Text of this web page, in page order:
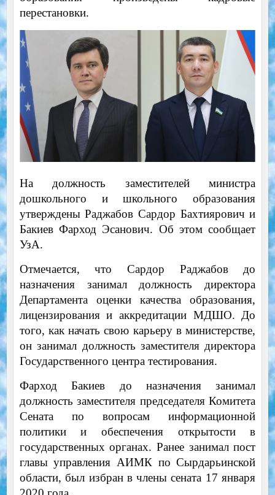
перестановки.
На должность заместителей министра
дошкольного и школьного образования
утверждены Раджабов Сардор Бахтиярович и
Бакиев Фарход Эсанович. Об этом сообщает
УзА.
Отмечается, что Сардор Раджабов до
назначения занимал должность директора
Департамента оценки качества образования,
лицензирования и аккредитации МДШО. До
того, как начать свою карьеру в министерстве,
он занимал должность заместителя директора
Государственного центра тестирования.
Фарход Бакиев до назначения занимал
должность заместителя председателя Комитета
Сената по вопросам информационной
политики и обеспечения открытости в
государственных органах. Ранее занимал пост
главы управления АИМК по Сырдарьинской
области, был избран в члены сената 17 января